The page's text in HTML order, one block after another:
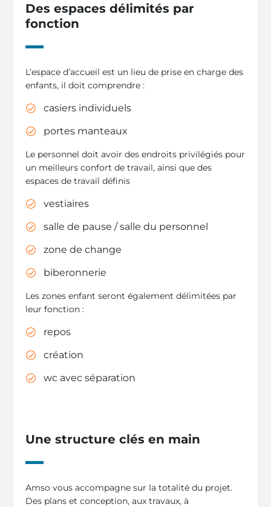
Des espaces délimités par
fonction
L’espace d’accueil est un lieu de prise en charge des
enfants, il doit comprendre :
casiers individuels
portes manteaux
Le personnel doit avoir des endroits privilégiés pour
un meilleurs confort de travail, ainsi que des
espaces de travail définis
vestiaires
salle de pause / salle du personnel
zone de change
biberonnerie
Les zones enfant seront également délimitées par
leur fonction :
repos
création
wc avec séparation
Une structure clés en main
Amso vous accompagne sur la totalité du projet.
Des plans et conception, aux travaux, à